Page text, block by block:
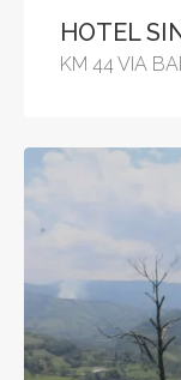
HOTEL
KM 44 VIA